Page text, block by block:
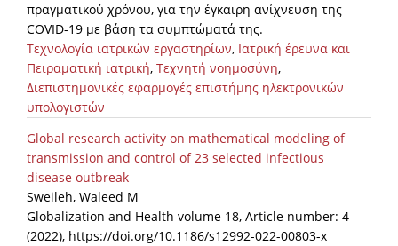
News & Information
News
Events
Press Centre
"Innovation, Research & Technology" magazine
Contact
πραγματικού χρόνου, για την έγκαιρη ανίχνευση της
COVID-19 με βάση τα συμπτώματά της.
Τεχνολογία ιατρικών εργαστηρίων, Ιατρική έρευνα και
Πειραματική ιατρική, Τεχνητή νοημοσύνη,
Διεπιστημονικές εφαρμογές επιστήμης ηλεκτρονικών
υπολογιστών
Global research activity on mathematical modeling of
transmission and control of 23 selected infectious
disease outbreak
Sweileh, Waleed M
Globalization and Health volume 18, Article number: 4
(2022), https://doi.org/10.1186/s12992-022-00803-x